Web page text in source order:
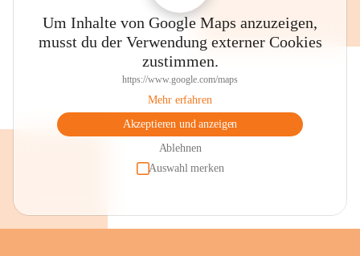
Um Inhalte von Google Maps anzuzeigen,
musst du der Verwendung externer Cookies
zustimmen.
https://www.google.com/maps
Mehr erfahren
Akzeptieren und anzeigen
Ablehnen
Auswahl merken